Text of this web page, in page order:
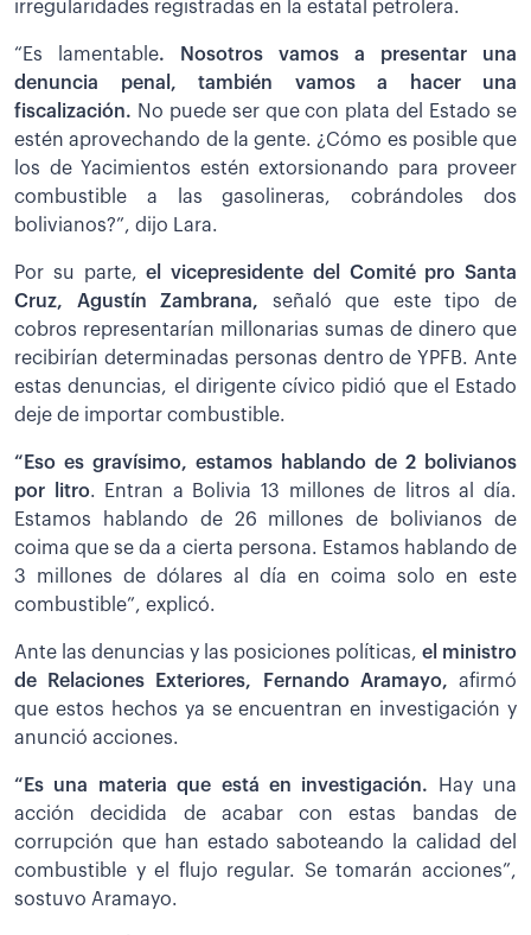
irregularidades registradas en la estatal petrolera.
“Es lamentable. Nosotros vamos a presentar una
denuncia penal, también vamos a hacer una
fiscalización. No puede ser que con plata del Estado se
estén aprovechando de la gente. ¿Cómo es posible que
los de Yacimientos estén extorsionando para proveer
combustible a las gasolineras, cobrándoles dos
bolivianos?”, dijo Lara.
Por su parte,el vicepresidente del Comité pro Santa
Cruz, Agustín Zambrana, señaló que este tipo de
cobros representarían millonarias sumas de dinero que
recibirían determinadas personas dentro de YPFB. Ante
estas denuncias, el dirigente cívico pidió que el Estado
deje de importar combustible.
“Eso es gravísimo, estamos hablando de 2 bolivianos
por litro. Entran a Bolivia 13 millones de litros al día.
Estamos hablando de 26 millones de bolivianos de
coima que se da a cierta persona. Estamos hablando de
3 millones de dólares al día en coima solo en este
combustible”, explicó.
Ante las denuncias y las posiciones políticas, el ministro
de Relaciones Exteriores, Fernando Aramayo, afirmó
que estos hechos ya se encuentran en investigación y
anunció acciones.
“Es una materia que está en investigación.
Hay una
acción decidida de acabar con estas bandas de
corrupción que han estado saboteando la calidad del
combustible y el flujo regular. Se tomarán acciones”,
sostuvo Aramayo.